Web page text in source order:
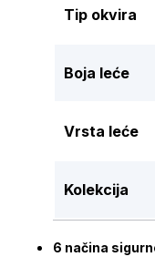
Tip okvira
Boja leće
Vrsta leće
Kolekcija
6 načina